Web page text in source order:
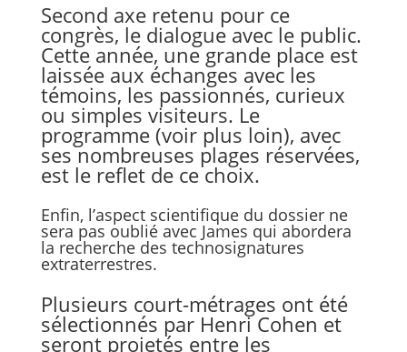
Second axe retenu pour ce
congrès, le dialogue avec le public.
Cette année, une grande place est
laissée aux échanges avec les
témoins, les passionnés, curieux
ou simples visiteurs. Le
programme (voir plus loin), avec
ses nombreuses plages réservées,
est le reflet de ce choix.
Enfin, l’aspect scientifique du dossier ne
sera pas oublié avec James qui abordera
la recherche des technosignatures
extraterrestres.
Plusieurs court-métrages ont été
sélectionnés par Henri Cohen et
seront projetés entre les